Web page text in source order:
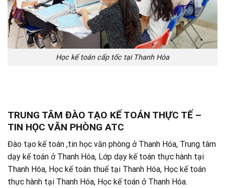
Học kế toán cấp tốc tại Thanh Hóa
TRUNG TÂM ĐÀO TẠO KẾ TOÁN THỰC TẾ –
TIN HỌC VĂN PHÒNG ATC
Đào tạo kế toán ,tin học văn phòng ở Thanh Hóa, Trung tâm
dạy kế toán ở Thanh Hóa, Lớp dạy kế toán thực hành tại
Thanh Hóa, Học kế toán thuế tại Thanh Hóa, Học kế toán
thực hành tại Thanh Hóa, Học kế toán ở Thanh Hóa.